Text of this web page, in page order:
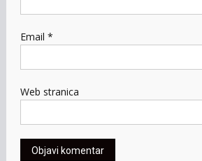
Email *
Web stranica